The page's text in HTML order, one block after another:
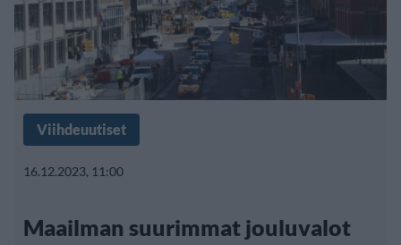
Viihdeuutiset
16.12.2023, 11:00
Maailman suurimmat jouluvalot